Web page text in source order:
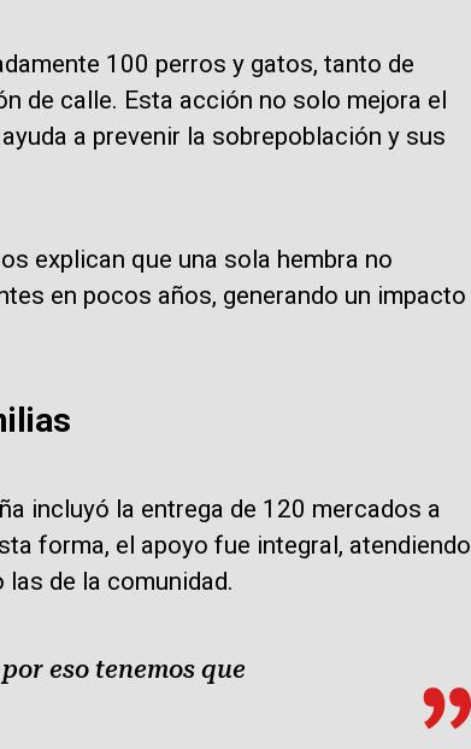
100 perros y gatos, tanto de
de calle. Esta acción no solo mejora el
a prevenir la sobrepoblación y sus
explican que una sola hembra no
en pocos años, generando un impacto
incluyó la entrega de 120 mercados a
forma, el apoyo fue integral, atendiendo
de la comunidad.
eso tenemos que